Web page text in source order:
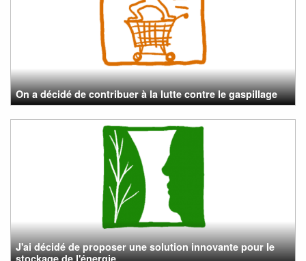
On a décidé de contribuer à la lutte contre le gaspillage
J'ai décidé de proposer une solution innovante pour le
stockage de l'énergie